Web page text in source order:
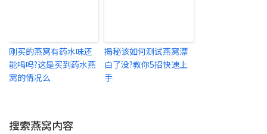
刚买的燕窝有药水味还
能喝吗?这是买到药水燕
窝的情况么
揭秘该如何测试燕窝漂
白了没?教你5招快速上
手
搜索燕窝内容